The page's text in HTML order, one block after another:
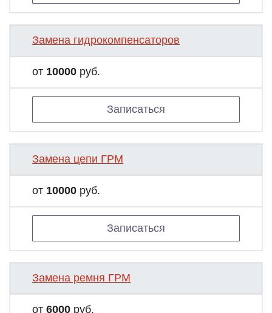
Замена гидрокомпенсаторов
от 10000 руб.
Записаться
Замена цепи ГРМ
от 10000 руб.
Записаться
Замена ремня ГРМ
от 6000 руб.